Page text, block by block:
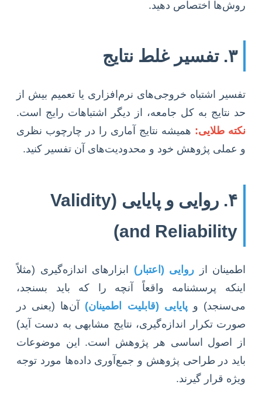
روش‌ها اختصاص دهید.
۳. تفسیر غلط نتایج
تفسیر اشتباه خروجی‌های نرم‌افزاری یا تعمیم بیش از
حد نتایج به کل جامعه، از دیگر اشتباهات رایج است.
نکته طلایی: همیشه نتایج آماری را در چارچوب نظری
و عملی پژوهش خود و محدودیت‌های آن تفسیر کنید.
۴. روایی و پایایی (Validity
and Reliability)
اطمینان از روایی (اعتبار) ابزارهای اندازه‌گیری (مثلاً
اینکه پرسشنامه واقعاً آنچه را که باید بسنجد،
می‌سنجد) وپایایی (قابلیت اطمینان) آن‌ها (یعنی در
صورت تکرار اندازه‌گیری، نتایج مشابهی به دست آید)
از اصول اساسی هر پژوهش است. این موضوعات
باید در طراحی پژوهش و جمع‌آوری داده‌ها مورد توجه
ویژه قرار گیرند.